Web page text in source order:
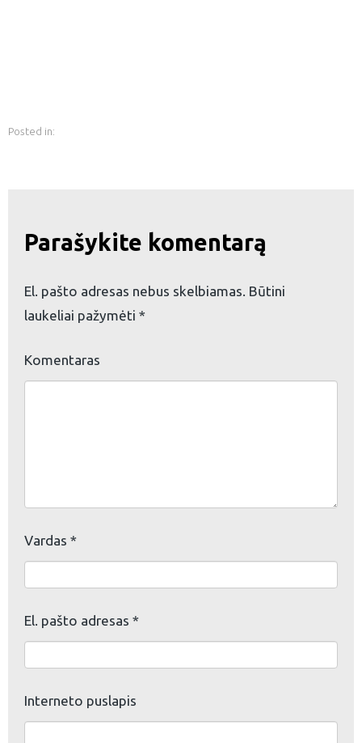
Posted in:
Parašykite komentarą
El. pašto adresas nebus skelbiamas. Būtini
laukeliai pažymėti *
Komentaras
Vardas *
El. pašto adresas *
Interneto puslapis